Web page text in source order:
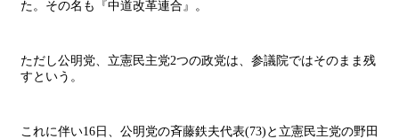
た。その名も『中道改革連合』。
ただし公明党、立憲民主党2つの政党は、参議院ではそのまま残
すという。
これに伴い16日、公明党の斉藤鉄夫代表(73)と立憲民主党の野田